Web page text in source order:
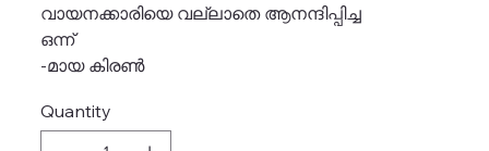
വായനക്കാരിയെ വല്ലാതെ ആനന്ദിപ്പിച്ച
ഒന്ന്
-മായ കിരൺ
Quantity